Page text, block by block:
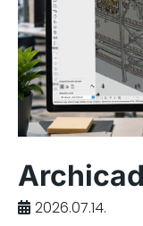
2026.07.14.